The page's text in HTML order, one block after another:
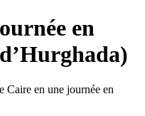
en
Caire en une journée en